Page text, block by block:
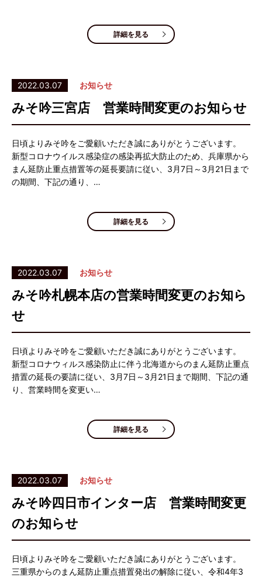
詳細を見る
2022.03.07 お知らせ
みそ吟三宮店 営業時間変更のお知らせ
日頃よりみそ吟をご愛顧いただき誠にありがとうございます。
新型コロナウイルス感染症の感染再拡大防止のため、兵庫県から
まん延防止重点措置等の延長要請に従い、3月7日～3月21日まで
の期間、下記の通り、…
詳細を見る
2022.03.07 お知らせ
みそ吟札幌本店の営業時間変更のお知ら
せ
日頃よりみそ吟をご愛顧いただき誠にありがとうございます。
新型コロナウィルス感染防止に伴う北海道からのまん延防止重点
措置の延長の要請に従い、3月7日～3月21日まで期間、下記の通
り、営業時間を変更い…
詳細を見る
2022.03.07 お知らせ
みそ吟四日市インター店 営業時間変更
のお知らせ
日頃よりみそ吟をご愛顧いただき誠にありがとうございます。
三重県からのまん延防止重点措置発出の解除に従い、令和4年3